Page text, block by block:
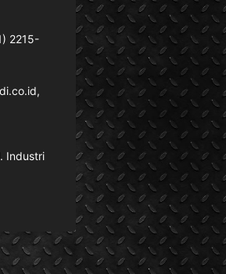
2215-
Industri